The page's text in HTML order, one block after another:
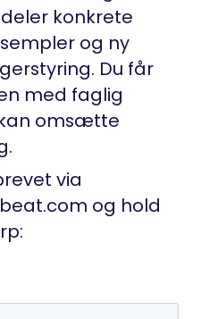
konkrete
og ny
Du får
med faglig
omsætte
via
og hold